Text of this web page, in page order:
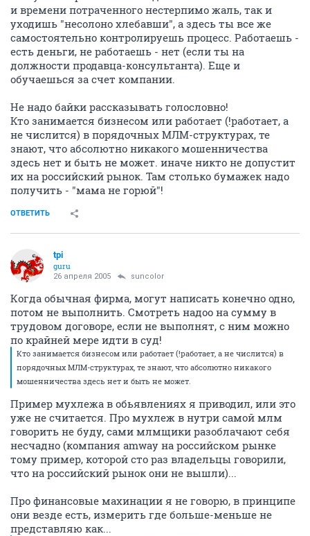
и времени потраченного нестерпимо жаль, так и
уходишь "несолоно хлебавши", а здесь ты все же
самостоятельно контролируешь процесс. Работаешь -
есть деньги, не работаешь - нет (если ты на
должности продавца-консультанта). Еще и
обучаешься за счет компании.
Не надо байки рассказывать голословно!
Кто занимается бизнесом или работает (!работает, а
не числится) в порядочных МЛМ-структурах, те
знают, что абсолютно никакого мошенничества
здесь нет и быть не может. иначе никто не допустит
их на российский рынок. Там столько бумажек надо
получить - "мама не горюй"!
ОТВЕТИТЬ
tpi
guru
26 апреля 2005 suncolor
Когда обычная фирма, могут написать конечно одно,
потом не выполнить. Смотреть надоо на сумму в
трудовом договоре, если не выполнят, с ним можно
по крайней мере идти в суд!
Кто занимается бизнесом или работает (!работает, а не числится) в
порядочных МЛМ-структурах, те знают, что абсолютно никакого
мошенничества здесь нет и быть не может.
Пример мухлежа в обьявлениях я приводил, или это
уже не считается. Про мухлеж в нутри самой млм
говорить не буду, сами млмщики разоблачают себя
несчадно (компания amway на российском рынке
тому пример, которой сто раз владельцы говорили,
что на российский рынок они не вышли)...
Про финансовые махинации я не говорю, в принципе
они везде есть, измерить где больше-меньше не
представляю как...